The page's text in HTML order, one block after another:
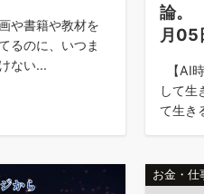
や書籍や教材を
るのに、いつま
ない...
論
月05
【AI
して生
て生き
お金・仕